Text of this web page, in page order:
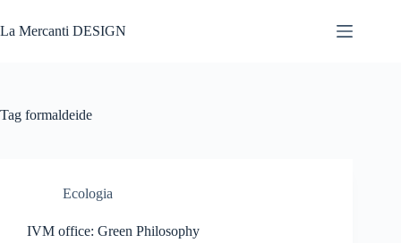
al
contenuto
La Mercanti DESIGN
Tag formaldeide
Ecologia
IVM office: Green Philosophy